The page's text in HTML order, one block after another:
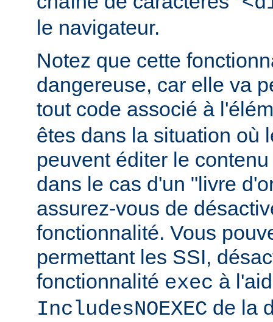
le navigateur.
Notez que cette
dangereuse, car elle va
tout code associé à
êtes dans la situation où
peuvent éditer le
dans le cas d'un "livre
assurez-vous de
fonctionnalité. Vous
permettant les SSI,
fonctionnalité exec à
IncludesNOEXEC de la